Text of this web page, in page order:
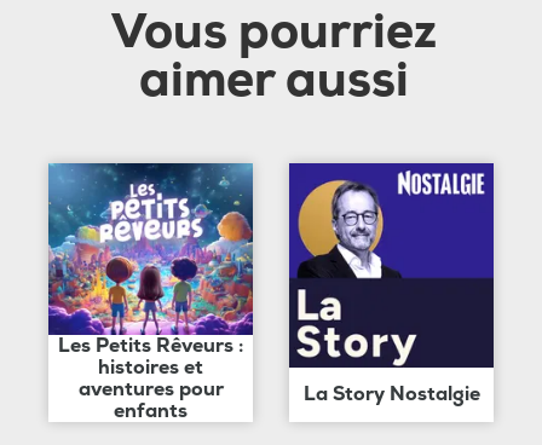
Vous pourriez
aimer aussi
Les Petits Rêveurs :
histoires et
aventures pour
enfants
La Story Nostalgie